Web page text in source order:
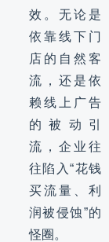
效。无论是
依靠线下门
店的自然客
流，还是依
赖线上广告
的被动引
流，企业往
往陷入“花钱
买流量、利
润被侵蚀”的
怪圈。